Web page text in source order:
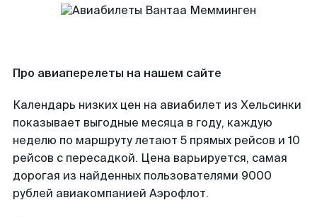
Про авиаперелеты на нашем сайте
Календарь низких цен на авиабилет из Хельсинки
показывает выгодные месяца в году, каждую
неделю по маршруту летают 5 прямых рейсов и 10
рейсов с пересадкой. Цена варьируется, самая
дорогая из найденных пользователями 9000
рублей авиакомпанией Аэрофлот.